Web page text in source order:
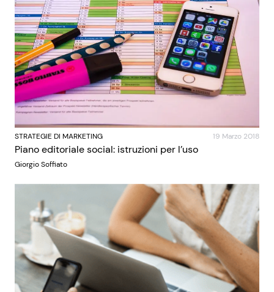
STRATEGIE DI MARKETING 19 Marzo 2018
Piano editoriale social: istruzioni per l’uso
Giorgio Soffiato